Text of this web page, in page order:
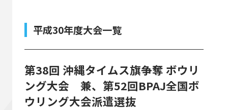
加盟センター
平成30年度大会一覧
第38回 沖縄タイムス旗争奪 ボウリ
ング大会 兼、第52回BPAJ全国ボ
ウリング大会派遣選抜